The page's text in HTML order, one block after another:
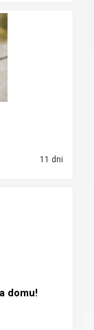
11 dni
domu!